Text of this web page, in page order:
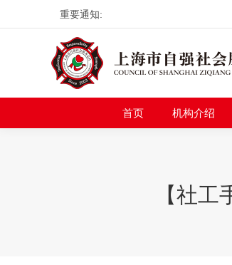
重要通知:
首页 机构介绍
【社
首页